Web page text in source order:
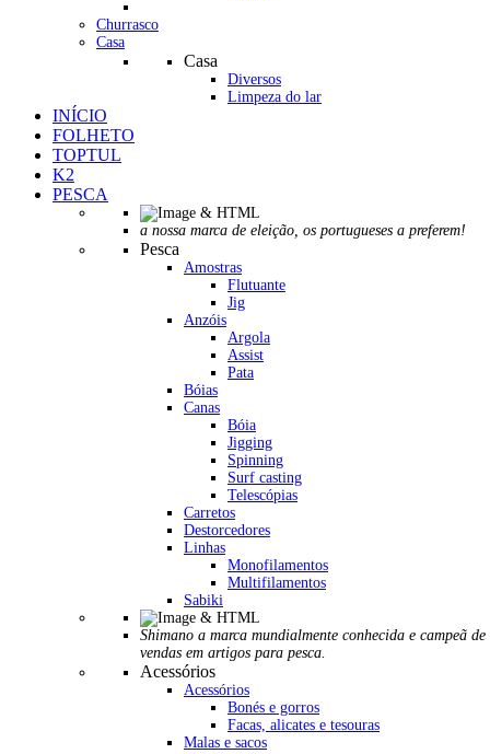
Churrasco
Casa
Casa
Diversos
Limpeza do lar
INÍCIO
FOLHETO
TOPTUL
K2
PESCA
a nossa marca de eleição, os portugueses a preferem!
Pesca
Amostras
Flutuante
Jig
Anzóis
Argola
Assist
Pata
Bóias
Canas
Bóia
Jigging
Spinning
Surf casting
Telescópias
Carretos
Destorcedores
Linhas
Monofilamentos
Multifilamentos
Sabiki
Shimano a marca mundialmente conhecida e campeã de
vendas em artigos para pesca.
Acessórios
Acessórios
Bonés e gorros
Facas, alicates e tesouras
Malas e sacos